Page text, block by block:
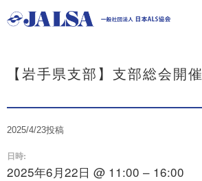
【岩手県支部】支部総会開催
2025/4/23投稿
日時:
2025年6月22日 @ 11:00 – 16:00